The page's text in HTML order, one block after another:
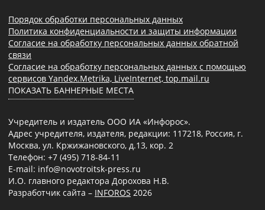
Порядок обработки персональных данных
Политика конфиденциальности и защиты информации
Согласие на обработку персональных данных обратной
связи
Согласие на обработку персональных данных с помощью
сервисов Yandex.Metrika, LiveInternet, top.mail.ru
ПОКАЗАТЬ БАННЕРНЫЕ МЕСТА
Учредитель и издатель ООО ИА «Инфорос».
Адрес учредителя, издателя, редакции: 117218, Россия, г.
Москва, ул. Кржижановского, д.13, кор. 2
Телефон: +7 (495) 718-84-11
E-mail: info@novotroitsk-press.ru
И.О. главного редактора Дорохова Н.В.
Разработчик сайта – INFOROS 2026